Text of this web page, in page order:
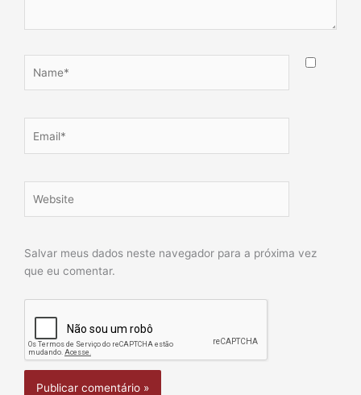
Salvar meus dados neste navegador para a próxima vez
que eu comentar.